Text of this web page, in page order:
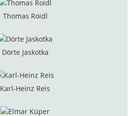
Thomas Roidl
Dörte Jaskotka
Karl-Heinz Reis